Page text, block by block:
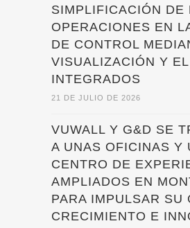
SIMPLIFICACIÓN DE
OPERACIONES EN
DE CONTROL
VISUALIZACIÓN Y
INTEGRADOS
21 DE JULIO DE 2026
VUWALL Y G&D SE
A UNAS OFICINAS Y
CENTRO DE
AMPLIADOS EN
PARA IMPULSAR SU
CRECIMIENTO E